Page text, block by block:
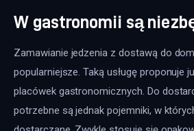
W gastronomii są
Zamawianie jedzenia z dostawą do
popularniejsze. Taką usługę proponuje
placówek gastronomicznych. Do
potrzebne są jednak pojemniki, w